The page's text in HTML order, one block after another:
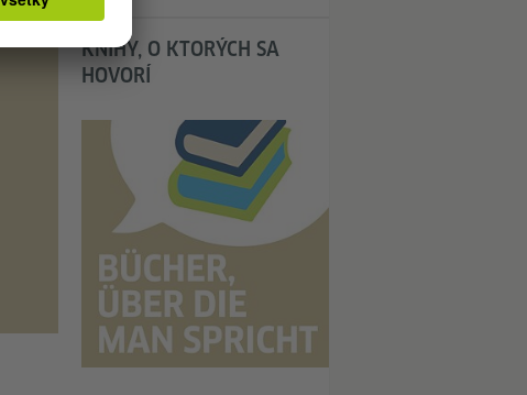
KNIHY, O KTORÝCH SA
HOVORÍ